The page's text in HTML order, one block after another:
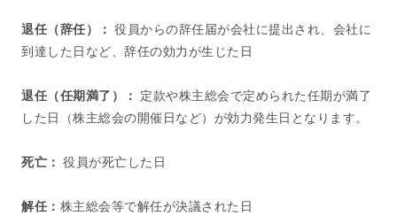
退任（辞任）： 役員からの辞任届が会社に提出され、会社に
到達した日など、辞任の効力が生じた日
退任（任期満了）： 定款や株主総会で定められた任期が満了
した日（株主総会の開催日など）が効力発生日となります。
死亡： 役員が死亡した日
解任： 株主総会等で解任が決議された日